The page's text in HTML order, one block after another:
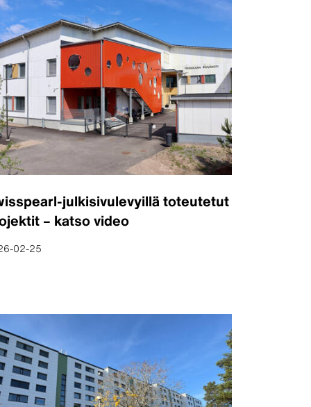
julkisivulevyillä toteutetut
– katso video
02-25